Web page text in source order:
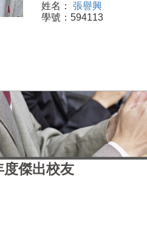
姓名：
張譽興
學號：594113
度傑出校友